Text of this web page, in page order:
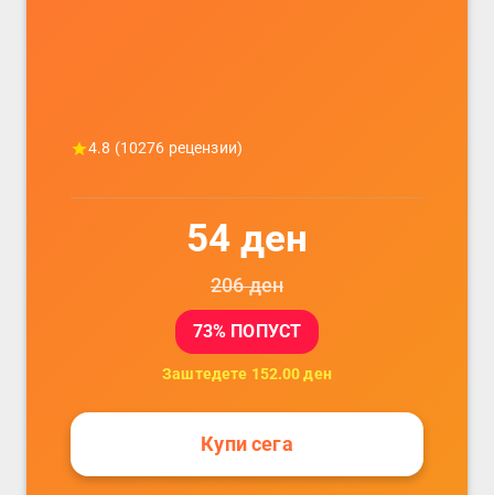
4.8 (10276 рецензии)
54 ден
206ден
73% ПОПУСТ
Заштедете 152.00 ден
Купи сега